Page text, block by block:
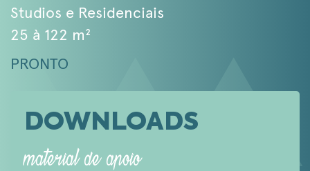
Studios e Residenciais
25 à 122 m²
PRONTO
DOWNLOADS
material de apoio